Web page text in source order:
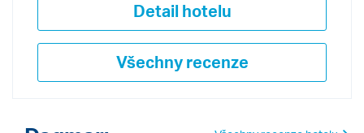
Detail hotelu
Všechny recenze